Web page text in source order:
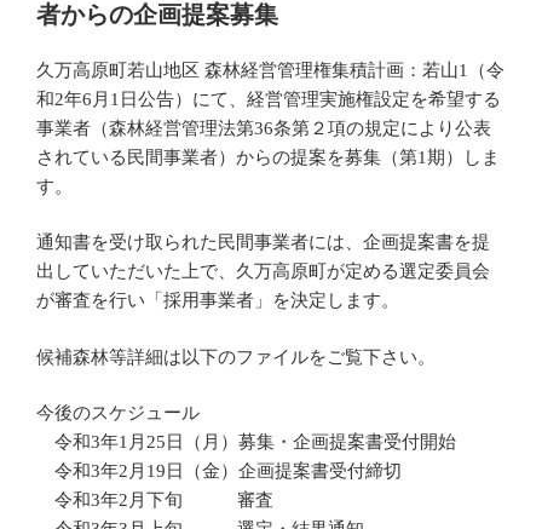
者からの企画提案募集
久万高原町若山地区 森林経営管理権集積計画：若山1（令
和2年6月1日公告）にて、経営管理実施権設定を希望する
事業者（森林経営管理法第36条第２項の規定により公表
されている民間事業者）からの提案を募集（第1期）しま
す。
通知書を受け取られた民間事業者には、企画提案書を提
出していただいた上で、久万高原町が定める選定委員会
が審査を行い「採用事業者」を決定します。
候補森林等詳細は以下のファイルをご覧下さい。
今後のスケジュール
令和3年1月25日（月）募集・企画提案書受付開始
令和3年2月19日（金）企画提案書受付締切
令和3年2月下旬 審査